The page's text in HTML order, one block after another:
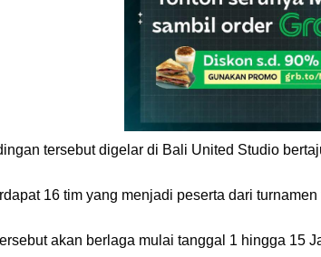
tersebut digelar di Bali United Studio
16 tim yang menjadi peserta dari turnamen
akan berlaga mulai tanggal 1 hingga 15